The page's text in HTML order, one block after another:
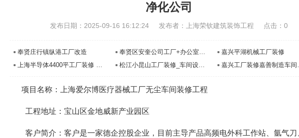
净化公司
发布日期：2025-09-16 16:12:24 发布者：上海荣钦建筑装饰工程 点击：0
奉贤庄行镇纵港工厂改造 奉贤区安奎公司工厂+办公室装修
嘉兴平湖机械工厂装修
上海半导体4400平工厂装修 浦东厂房装修设计工程-上海荣钦装修公司
松江小昆山工厂装修_车间设计改造_办公室装修翻新工程-上海荣钦装修公司 嘉兴工
项目名称：上海爱尔博医疗器械工厂无尘车间装修工程
工程地址：宝山区金地威新产业园区
客户简介：客户是一家德企控股企业，目前主导产品高频电外科工作站、氩气刀